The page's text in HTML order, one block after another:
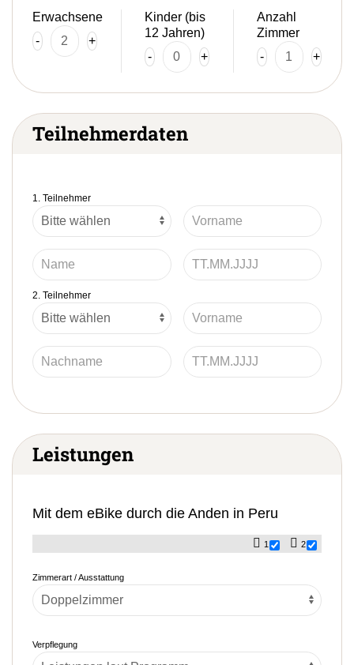
Erwachsene
-
+
Kinder (bis
12 Jahren)
-
+
Anzahl
Zimmer
-
+
Teilnehmerdaten
1. Teilnehmer
2. Teilnehmer
Leistungen
Mit dem eBike durch die Anden in Peru
1 2
Zimmerart / Ausstattung
Verpflegung